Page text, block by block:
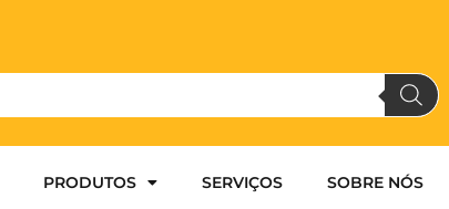
PRODUTOS SERVIÇOS SOBRE NÓS